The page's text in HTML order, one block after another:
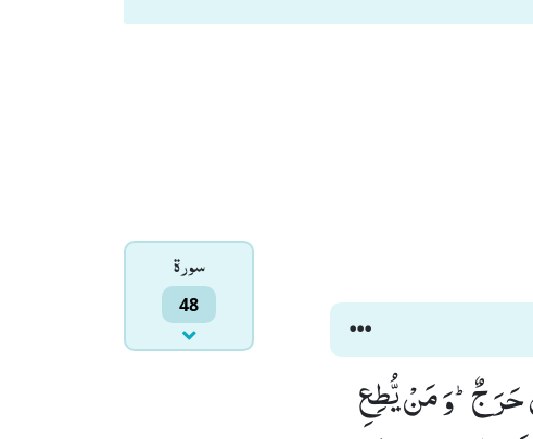
سورۃ
48
حَرَجٌؕ-وَ مَنْ یُّطِعِ